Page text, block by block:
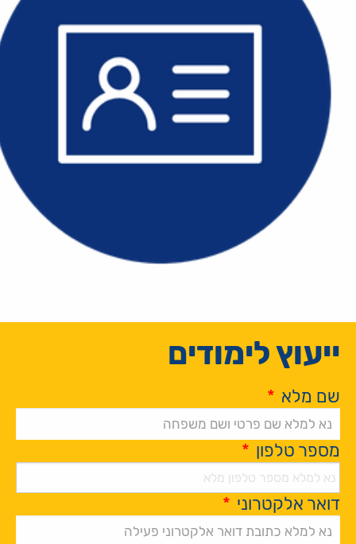
ייעוץ לימודים
שם מלא *
מספר טלפון *
דואר אלקטרוני *
Alternative: